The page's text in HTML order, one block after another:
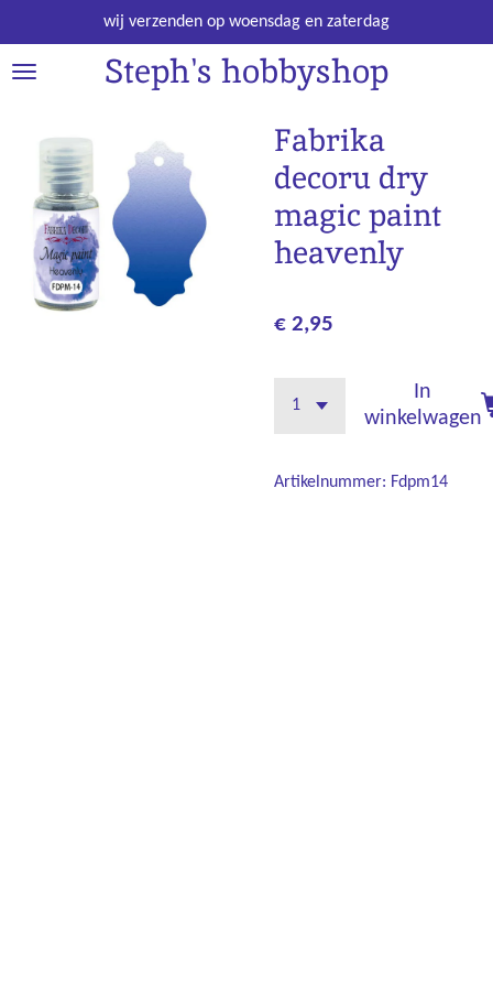
direct
naar
Steph's hobbyshop
wij verzenden op woensdag en zaterdag
Fabrika
decoru dry
magic paint
heavenly
€ 2,95
In
winkelwagen
Artikelnummer: Fdpm14